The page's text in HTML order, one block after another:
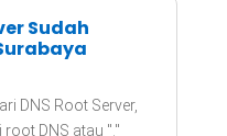
Sudah
DNS Root Server,
DNS atau "."